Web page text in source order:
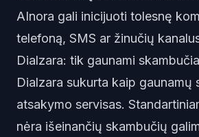
AInora gali inicijuoti tolesnę
telefoną, SMS ar žinučių
Dialzara: tik gaunami
Dialzara sukurta kaip gaunamų
atsakymo servisas.
nėra išeinančių skambučių